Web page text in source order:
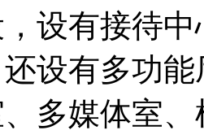
设有接待
设有多功
多媒体室